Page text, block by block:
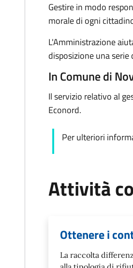
Gestire in modo
morale di ogni
L'Amministrazione
disposizione una serie
In Comune di
Il servizio relativo al
Econord.
Per ulteriori
Attività
Ottenere i
La raccolta